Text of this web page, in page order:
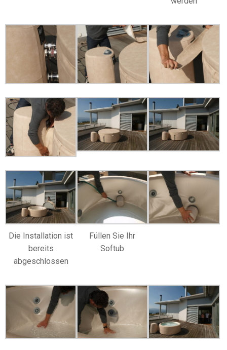
Die Installation ist
bereits
abgeschlossen
Füllen Sie Ihr
Softub